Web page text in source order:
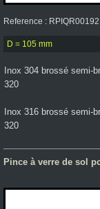
Reference : RPIQR00192
D = 105 mm
Inox 304 brossé semi-
320
Inox 316 brossé semi-
320
Pince à verre de sol